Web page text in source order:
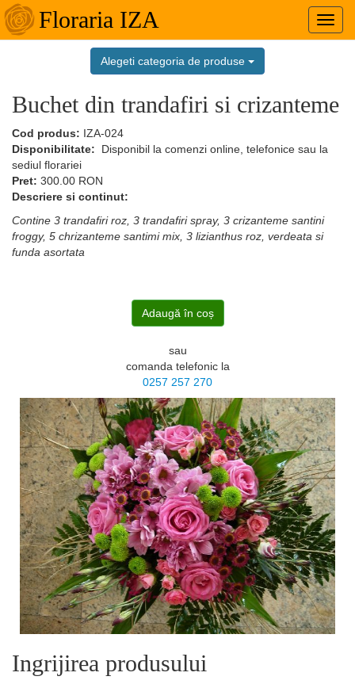
Floraria IZA
Alegeti categoria de produse
Buchet din trandafiri si crizanteme
Cod produs: IZA-024
Disponibilitate:
Disponibil la comenzi online, telefonice sau la
sediul florariei
Pret: 300.00 RON
Descriere si continut:
Contine 3 trandafiri roz, 3 trandafiri spray, 3 crizanteme santini
froggy, 5 chrizanteme santimi mix, 3 lizianthus roz, verdeata si
funda asortata
Adaugă în coș
sau
comanda telefonic la
0257 257 270
Ingrijirea produsului